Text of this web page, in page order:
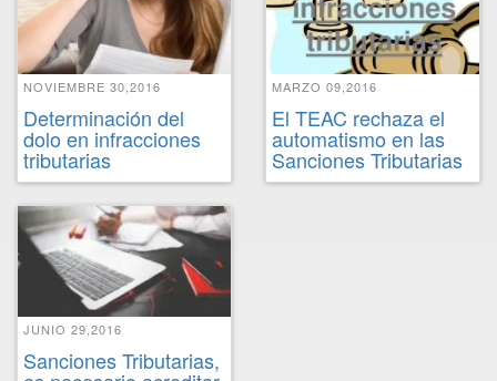
NOVIEMBRE 30,2016
Determinación del
dolo en infracciones
tributarias
MARZO 09,2016
El TEAC rechaza el
automatismo en las
Sanciones Tributarias
JUNIO 29,2016
Sanciones Tributarias,